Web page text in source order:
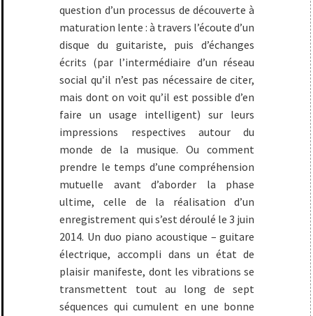
question d’un processus de découverte à
maturation lente : à travers l’écoute d’un
disque du guitariste, puis d’échanges
écrits (par l’intermédiaire d’un réseau
social qu’il n’est pas nécessaire de citer,
mais dont on voit qu’il est possible d’en
faire un usage intelligent) sur leurs
impressions respectives autour du
monde de la musique. Ou comment
prendre le temps d’une compréhension
mutuelle avant d’aborder la phase
ultime, celle de la réalisation d’un
enregistrement qui s’est déroulé le 3 juin
2014. Un duo piano acoustique – guitare
électrique, accompli dans un état de
plaisir manifeste, dont les vibrations se
transmettent tout au long de sept
séquences qui cumulent en une bonne